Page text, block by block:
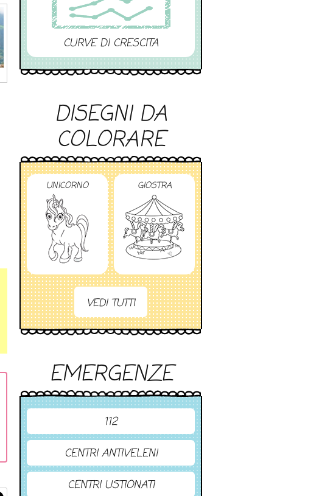
CURVE DI CRESCITA
DISEGNI DA
COLORARE
UNICORNO GIOSTRA
VEDI TUTTI
EMERGENZE
112
CENTRI ANTIVELENI
CENTRI USTIONATI